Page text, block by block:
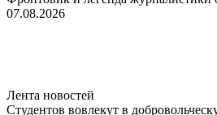
07.08.2026
Лента новостей
Студентов вовлекут в